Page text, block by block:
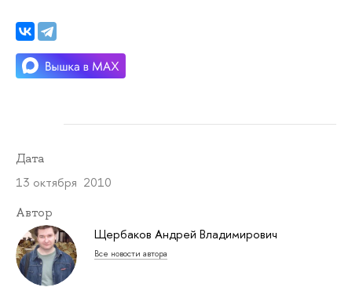
Дата
13 октября 2010
Автор
Щербаков Андрей Владимирович
Все новости автора